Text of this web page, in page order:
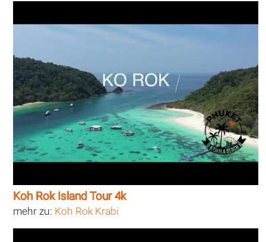
Koh Rok Island Tour 4k
mehr zu: Koh Rok Krabi